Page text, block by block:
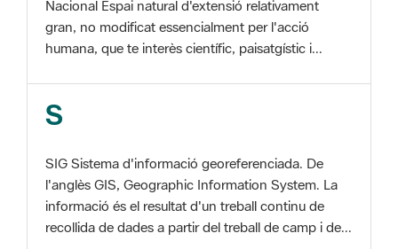
S
l'anglès GIS, Geographic Information System. La
recollida de dades a partir del treball de camp i de...
T